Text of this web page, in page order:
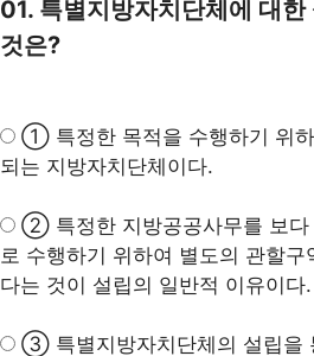
01. 특별지방자치단체에 대
것은?
① 특정한 목적을 수행하기 위
되는 지방자치단체이다.
② 특정한 지방공공사무를 보다
로 수행하기 위하여 별도의 관할
다는 것이 설립의 일반적 이유이다.
③ 특별지방자치단체의 설립을